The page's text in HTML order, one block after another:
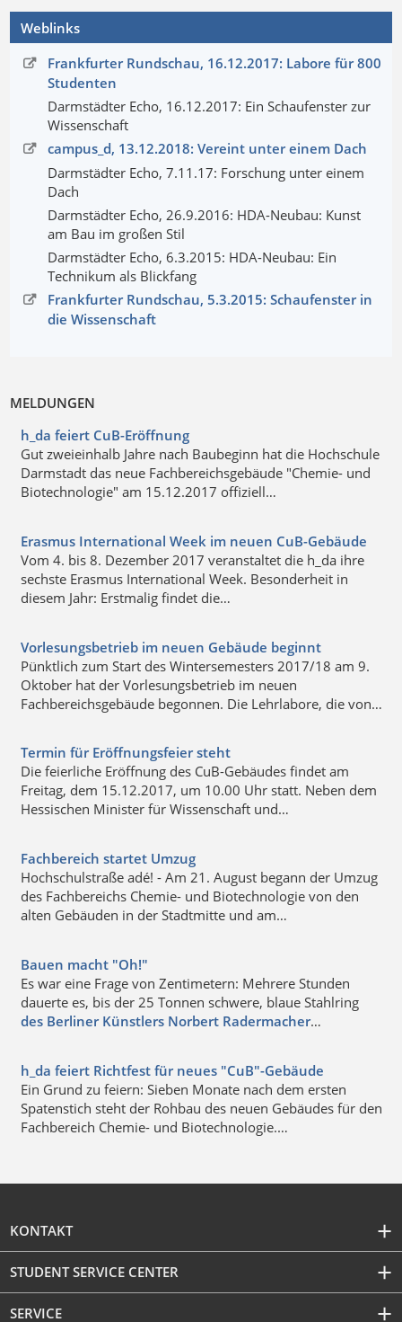
Weblinks
Frankfurter Rundschau, 16.12.2017: Labore für 800
Studenten
Darmstädter Echo, 16.12.2017: Ein Schaufenster zur
Wissenschaft
campus_d, 13.12.2018: Vereint unter einem Dach
Darmstädter Echo, 7.11.17: Forschung unter einem
Dach
Darmstädter Echo, 26.9.2016: HDA-Neubau: Kunst
am Bau im großen Stil
Darmstädter Echo, 6.3.2015: HDA-Neubau: Ein
Technikum als Blickfang
Frankfurter Rundschau, 5.3.2015: Schaufenster in
die Wissenschaft
MELDUNGEN
h_da feiert CuB-Eröffnung
Gut zweieinhalb Jahre nach Baubeginn hat die Hochschule
Darmstadt das neue Fachbereichsgebäude "Chemie- und
Biotechnologie" am 15.12.2017 offiziell…
Erasmus International Week im neuen CuB-Gebäude
Vom 4. bis 8. Dezember 2017 veranstaltet die h_da ihre
sechste Erasmus International Week. Besonderheit in
diesem Jahr: Erstmalig findet die…
Vorlesungsbetrieb im neuen Gebäude beginnt
Pünktlich zum Start des Wintersemesters 2017/18 am 9.
Oktober hat der Vorlesungsbetrieb im neuen
Fachbereichsgebäude begonnen. Die Lehrlabore, die von…
Termin für Eröffnungsfeier steht
Die feierliche Eröffnung des CuB-Gebäudes findet am
Freitag, dem 15.12.2017, um 10.00 Uhr statt. Neben dem
Hessischen Minister für Wissenschaft und…
Fachbereich startet Umzug
Hochschulstraße adé! - Am 21. August begann der Umzug
des Fachbereichs Chemie- und Biotechnologie von den
alten Gebäuden in der Stadtmitte und am…
Bauen macht "Oh!"
Es war eine Frage von Zentimetern: Mehrere Stunden
dauerte es, bis der 25 Tonnen schwere, blaue Stahlring
des Berliner Künstlers Norbert Radermacher…
h_da feiert Richtfest für neues "CuB"-Gebäude
Ein Grund zu feiern: Sieben Monate nach dem ersten
Spatenstich steht der Rohbau des neuen Gebäudes für den
Fachbereich Chemie- und Biotechnologie.…
KONTAKT
STUDENT SERVICE CENTER
SERVICE